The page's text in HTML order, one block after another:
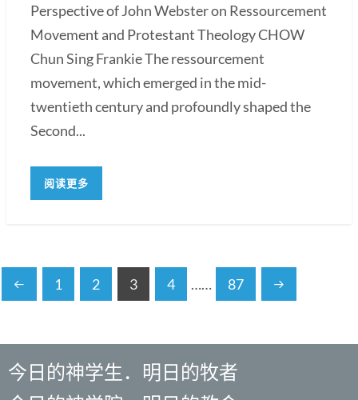
Perspective of John Webster on Ressourcement
Movement and Protestant Theology CHOW
Chun Sing Frankie The ressourcement
movement, which emerged in the mid-
twentieth century and profoundly shaped the
Second...
阅读更多
1 2 3 4 …… 87
今日的神学生．明日的牧者